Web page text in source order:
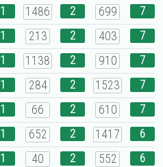
1 1486 2 699
7
1 213 2 403
7
1 1138 2 910
7
1 284 2 1523
7
1 66 2 610
7
1 652 2 1417
6
1 40 2 552
6